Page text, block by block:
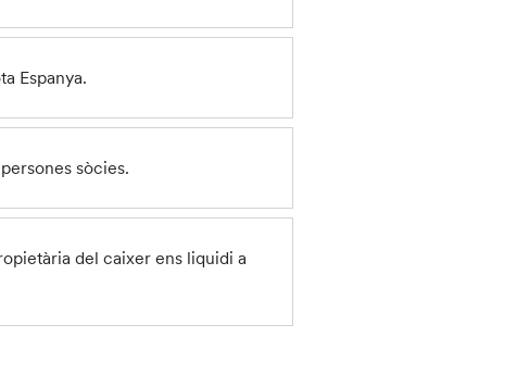
Espanya.
sòcies.
del caixer ens liquidi a